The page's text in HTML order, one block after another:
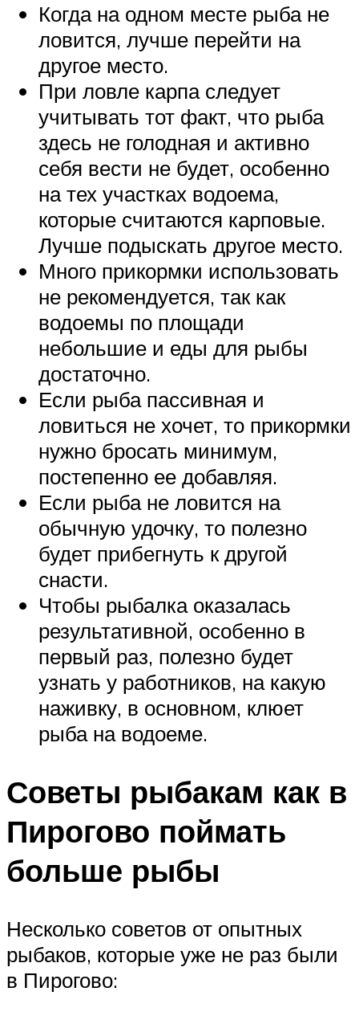
Когда на одном месте рыба не
ловится, лучше перейти на
другое место.
При ловле карпа следует
учитывать тот факт, что рыба
здесь не голодная и активно
себя вести не будет, особенно
на тех участках водоема,
которые считаются карповые.
Лучше подыскать другое место.
Много прикормки использовать
не рекомендуется, так как
водоемы по площади
небольшие и еды для рыбы
достаточно.
Если рыба пассивная и
ловиться не хочет, то прикормки
нужно бросать минимум,
постепенно ее добавляя.
Если рыба не ловится на
обычную удочку, то полезно
будет прибегнуть к другой
снасти.
Чтобы рыбалка оказалась
результативной, особенно в
первый раз, полезно будет
узнать у работников, на какую
наживку, в основном, клюет
рыба на водоеме.
Советы рыбакам как в
Пирогово поймать
больше рыбы
Несколько советов от опытных
рыбаков, которые уже не раз были
в Пирогово: